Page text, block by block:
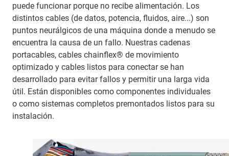
puede funcionar porque no recibe alimentación. Los
distintos cables (de datos, potencia, fluidos, aire...) son
puntos neurálgicos de una máquina donde a menudo se
encuentra la causa de un fallo. Nuestras cadenas
portacables, cables chainflex® de movimiento
optimizado y cables listos para conectar se han
desarrollado para evitar fallos y permitir una larga vida
útil. Están disponibles como componentes individuales
o como sistemas completos premontados listos para su
instalación.